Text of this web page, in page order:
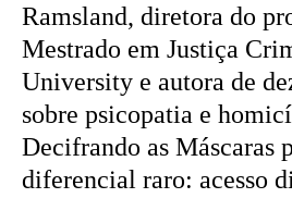
Ramsland, diretora do
Mestrado em Justiça
University e autora de
sobre psicopatia e
Decifrando as Máscaras
diferencial raro: acesso